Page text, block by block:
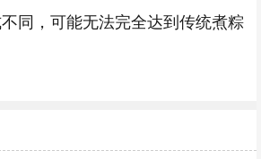
同，可能无法完全达到传统煮粽